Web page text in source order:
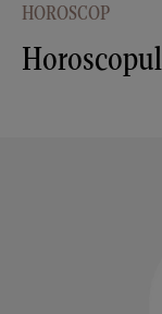
HOROSCOP